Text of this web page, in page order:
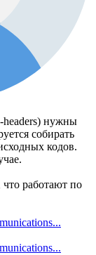
headers) нужны
собирать
кодов.
что работают по